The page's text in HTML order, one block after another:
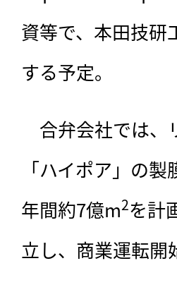
資等で、本田技研
する予定。
合弁会社では、
「ハイポア」の
年間約7億m2を計
立し、商業運転開